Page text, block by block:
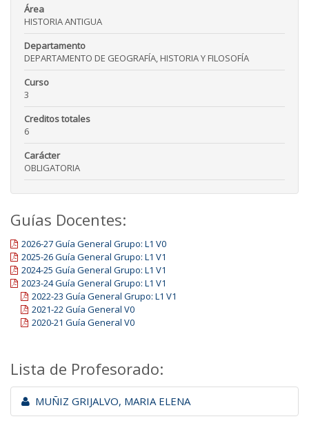
Área
HISTORIA ANTIGUA
Departamento
DEPARTAMENTO DE GEOGRAFÍA, HISTORIA Y FILOSOFÍA
Curso
3
Creditos totales
6
Carácter
OBLIGATORIA
Guías Docentes:
2026-27 Guía General Grupo: L1 V0
2025-26 Guía General Grupo: L1 V1
2024-25 Guía General Grupo: L1 V1
2023-24 Guía General Grupo: L1 V1
2022-23 Guía General Grupo: L1 V1
2021-22 Guía General V0
2020-21 Guía General V0
Lista de Profesorado:
MUÑIZ GRIJALVO, MARIA ELENA